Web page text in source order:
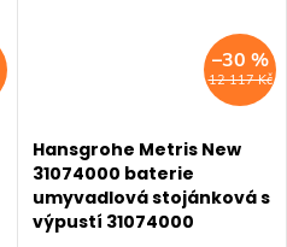
12 117 Kč
–30 %
Hansgrohe Metris New
31074000 baterie
umyvadlová stojánková s
výpustí 31074000